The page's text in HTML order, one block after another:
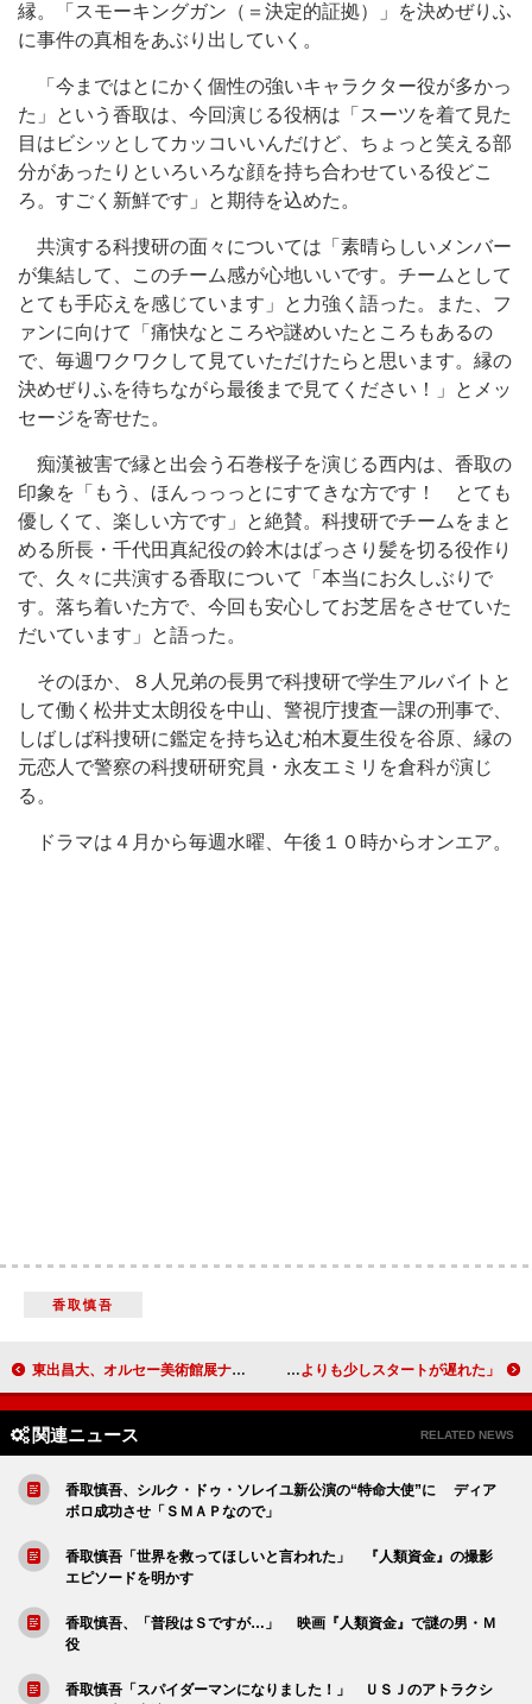
縁。「スモーキングガン（＝決定的証拠）」を決めぜりふ
に事件の真相をあぶり出していく。
「今まではとにかく個性の強いキャラクター役が多かっ
た」という香取は、今回演じる役柄は「スーツを着て見た
目はビシッとしてカッコいいんだけど、ちょっと笑える部
分があったりといろいろな顔を持ち合わせている役どこ
ろ。すごく新鮮です」と期待を込めた。
共演する科捜研の面々については「素晴らしいメンバー
が集結して、このチーム感が心地いいです。チームとして
とても手応えを感じています」と力強く語った。また、フ
ァンに向けて「痛快なところや謎めいたところもあるの
で、毎週ワクワクして見ていただけたらと思います。縁の
決めぜりふを待ちながら最後まで見てください！」とメッ
セージを寄せた。
痴漢被害で縁と出会う石巻桜子を演じる西内は、香取の
印象を「もう、ほんっっっとにすてきな方です！ とても
優しくて、楽しい方です」と絶賛。科捜研でチームをまと
める所長・千代田真紀役の鈴木はばっさり髪を切る役作り
で、久々に共演する香取について「本当にお久しぶりで
す。落ち着いた方で、今回も安心してお芝居をさせていた
だいています」と語った。
そのほか、８人兄弟の長男で科捜研で学生アルバイトと
して働く松井丈太朗役を中山、警視庁捜査一課の刑事で、
しばしば科捜研に鑑定を持ち込む柏木夏生役を谷原、縁の
元恋人で警察の科捜研研究員・永友エミリを倉科が演じ
る。
ドラマは４月から毎週水曜、午後１０時からオンエア。
香取慎吾
東出昌大、オルセー美術館展ナビゲーターに 美術館は「１人で見に行きたい」 市川海老蔵、ブログきっかけに植樹活動を開始 「妻よりも少しスタートが遅れた」
関連ニュース RELATED NEWS
香取慎吾、シルク・ドゥ・ソレイユ新公演の“特命大使”に ディア
ボロ成功させ「ＳＭＡＰなので」
香取慎吾「世界を救ってほしいと言われた」 『人類資金』の撮影
エピソードを明かす
香取慎吾、「普段はＳですが…」 映画『人類資金』で謎の男・Ｍ
役
香取慎吾「スパイダーマンになりました！」 ＵＳＪのアトラクシ